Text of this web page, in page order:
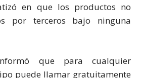
en que los productos no
por terceros bajo ninguna
que para cualquier
puede llamar gratuitamente